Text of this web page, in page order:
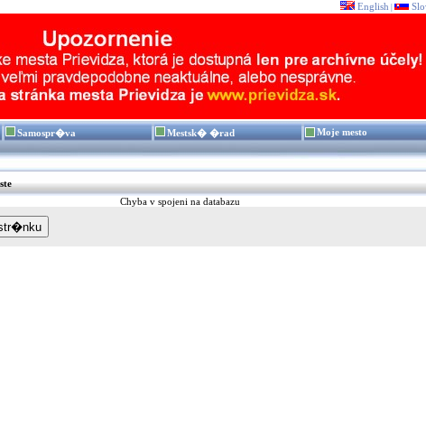
English
Samospr�va Mestsk� �rad Moje mesto
Chyba v spojeni na databazu